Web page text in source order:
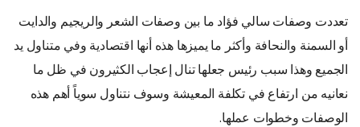
تعددت وصفات سالي فؤاد ما بين وصفات الشعر والريجيم والدايت
أو السمنة والنحافة وأكثر ما يميزها هذه أنها اقتصادية وفي متناول يد
الجميع وهذا سبب رئيس جعلها تنال إعجاب الكثيرون في ظل ما
نعانيه من ارتفاع في تكلفة المعيشة وسوف نتناول سوياً أهم هذه
الوصفات وخطوات عملها.